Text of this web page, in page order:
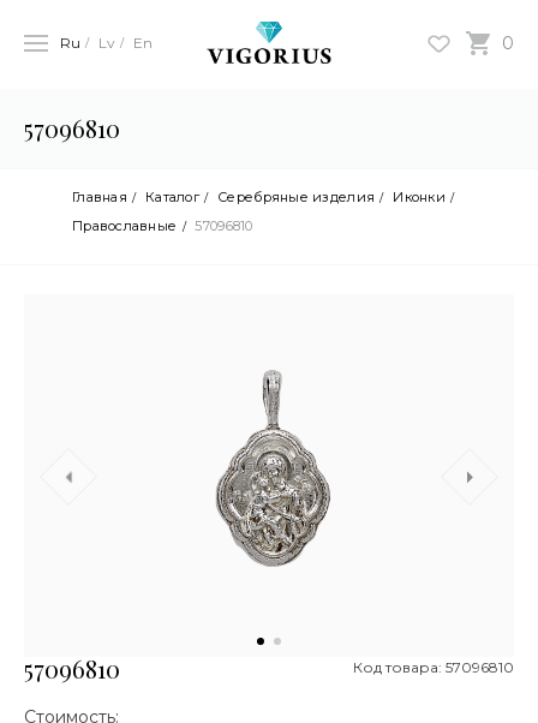
0
Ru Lv En
57096810
Главная Каталог Серебряные изделия
Иконки
Православные
57096810
57096810 Код товара: 57096810
Стоимость: